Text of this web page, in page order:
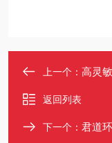
上一个： 高灵
返回列表
下一个： 君道